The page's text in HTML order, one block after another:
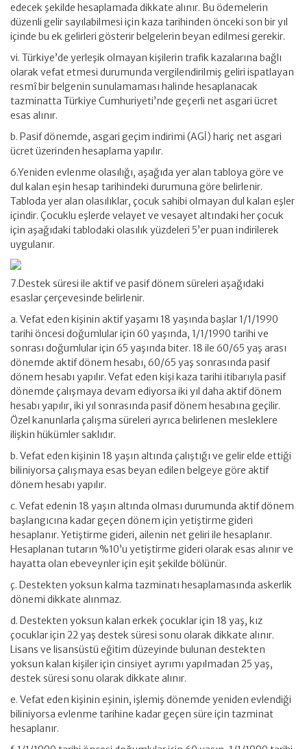
edecek şekilde hesaplamada dikkate alınır. Bu ödemelerin
düzenli gelir sayılabilmesi için kaza tarihinden önceki son bir yıl
içinde bu ek gelirleri gösterir belgelerin beyan edilmesi gerekir.
vi. Türkiye’de yerleşik olmayan kişilerin trafik kazalarına bağlı
olarak vefat etmesi durumunda vergilendirilmiş geliri ispatlayan
resmî bir belgenin sunulamaması halinde hesaplanacak
tazminatta Türkiye Cumhuriyeti’nde geçerli net asgari ücret
esas alınır.
b. Pasif dönemde, asgari geçim indirimi (AGİ) hariç net asgari
ücret üzerinden hesaplama yapılır.
6.Yeniden evlenme olasılığı, aşağıda yer alan tabloya göre ve
dul kalan eşin hesap tarihindeki durumuna göre belirlenir.
Tabloda yer alan olasılıklar, çocuk sahibi olmayan dul kalan eşler
içindir. Çocuklu eşlerde velayet ve vesayet altındaki her çocuk
için aşağıdaki tablodaki olasılık yüzdeleri 5’er puan indirilerek
uygulanır.
7.Destek süresi ile aktif ve pasif dönem süreleri aşağıdaki
esaslar çerçevesinde belirlenir.
a. Vefat eden kişinin aktif yaşamı 18 yaşında başlar 1/1/1990
tarihi öncesi doğumlular için 60 yaşında, 1/1/1990 tarihi ve
sonrası doğumlular için 65 yaşında biter. 18 ile 60/65 yaş arası
dönemde aktif dönem hesabı, 60/65 yaş sonrasında pasif
dönem hesabı yapılır. Vefat eden kişi kaza tarihi itibarıyla pasif
dönemde çalışmaya devam ediyorsa iki yıl daha aktif dönem
hesabı yapılır, iki yıl sonrasında pasif dönem hesabına geçilir.
Özel kanunlarla çalışma süreleri ayrıca belirlenen mesleklere
ilişkin hükümler saklıdır.
b. Vefat eden kişinin 18 yaşın altında çalıştığı ve gelir elde ettiği
biliniyorsa çalışmaya esas beyan edilen belgeye göre aktif
dönem hesabı yapılır.
c. Vefat edenin 18 yaşın altında olması durumunda aktif dönem
başlangıcına kadar geçen dönem için yetiştirme gideri
hesaplanır. Yetiştirme gideri, ailenin net geliri ile hesaplanır.
Hesaplanan tutarın %10’u yetiştirme gideri olarak esas alınır ve
hayatta olan ebeveynler için eşit şekilde bölünür.
ç. Destekten yoksun kalma tazminatı hesaplamasında askerlik
dönemi dikkate alınmaz.
d. Destekten yoksun kalan erkek çocuklar için 18 yaş, kız
çocuklar için 22 yaş destek süresi sonu olarak dikkate alınır.
Lisans ve lisansüstü eğitim düzeyinde bulunan destekten
yoksun kalan kişiler için cinsiyet ayrımı yapılmadan 25 yaş,
destek süresi sonu olarak dikkate alınır.
e. Vefat eden kişinin eşinin, işlemiş dönemde yeniden evlendiği
biliniyorsa evlenme tarihine kadar geçen süre için tazminat
hesaplanır.